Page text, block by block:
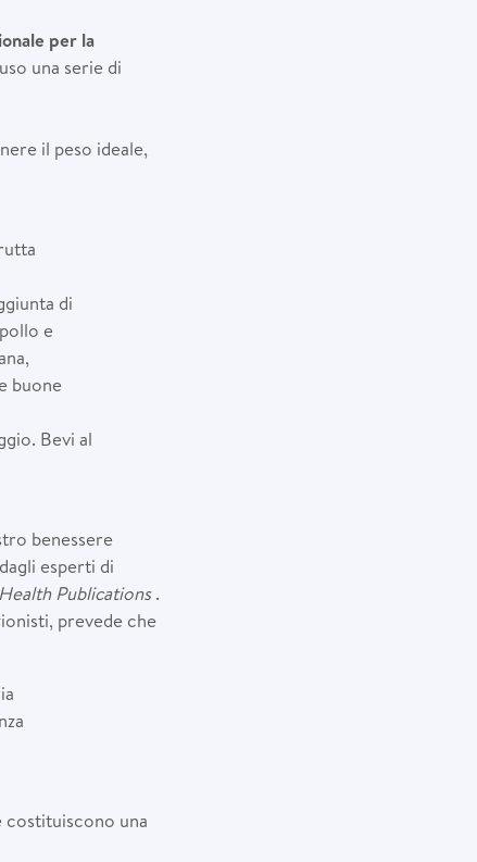
per la
una serie di
il peso ideale,
di
e
buone
Bevi al
benessere
esperti di
Publications .
prevede che
costituiscono una